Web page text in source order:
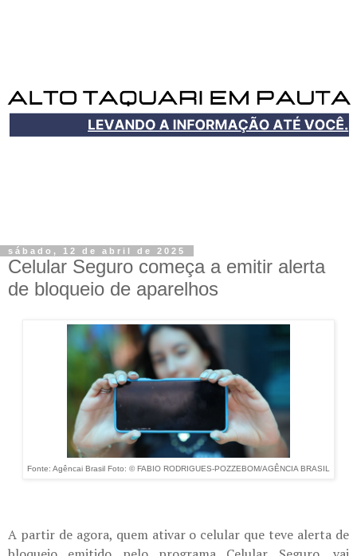
sábado, 12 de abril de 2025
Celular Seguro começa a emitir alerta
de bloqueio de aparelhos
Fonte: Agêncai Brasil Foto: © FABIO RODRIGUES-POZZEBOM/AGÊNCIA BRASIL
A partir de agora, quem ativar o celular que teve alerta de